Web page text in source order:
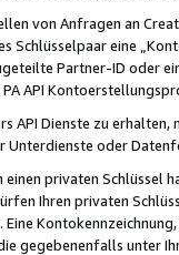
von Anfragen an
Schlüsselpaar eine
Partner-ID oder
API
API Dienste zu
Unterdienste oder
einen privaten
Ihren privaten
gegebenenfalls unter